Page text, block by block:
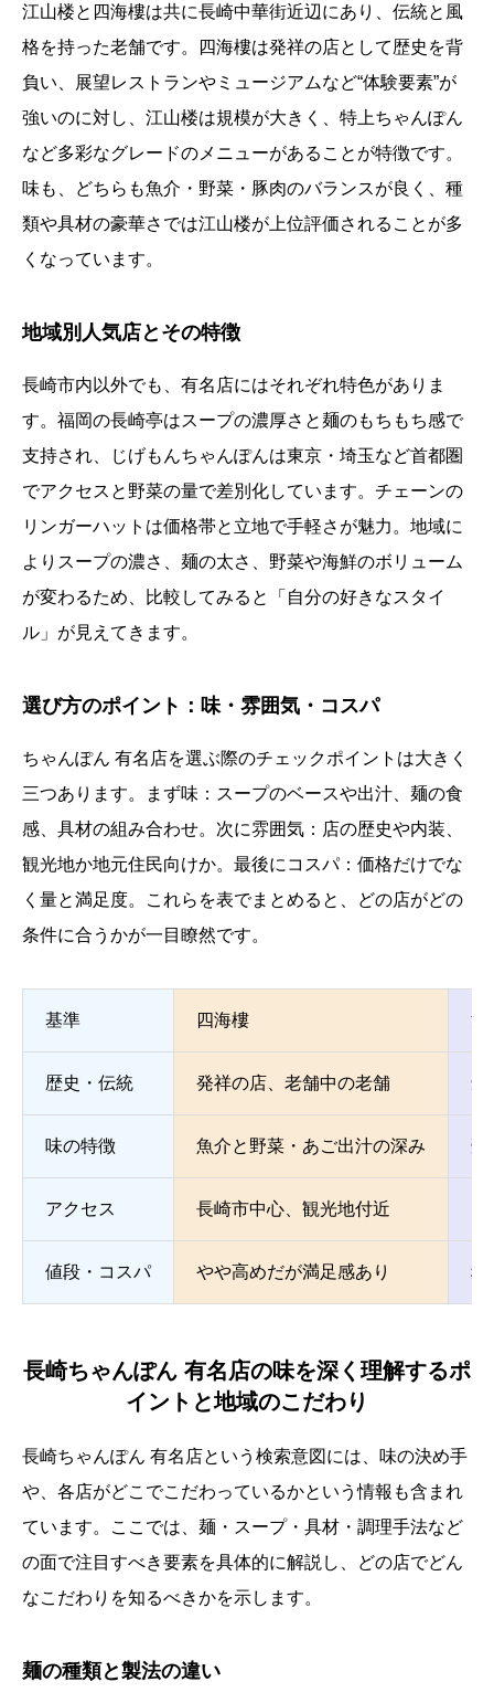
江山楼と四海樓は共に長崎中華街近辺にあり、伝統と風
格を持った老舗です。四海樓は発祥の店として歴史を背
負い、展望レストランやミュージアムなど“体験要素”が
強いのに対し、江山楼は規模が大きく、特上ちゃんぽん
など多彩なグレードのメニューがあることが特徴です。
味も、どちらも魚介・野菜・豚肉のバランスが良く、種
類や具材の豪華さでは江山楼が上位評価されることが多
くなっています。
地域別人気店とその特徴
長崎市内以外でも、有名店にはそれぞれ特色がありま
す。福岡の長崎亭はスープの濃厚さと麺のもちもち感で
支持され、じげもんちゃんぽんは東京・埼玉など首都圏
でアクセスと野菜の量で差別化しています。チェーンの
リンガーハットは価格帯と立地で手軽さが魅力。地域に
よりスープの濃さ、麺の太さ、野菜や海鮮のボリューム
が変わるため、比較してみると「自分の好きなスタイ
ル」が見えてきます。
選び方のポイント：味・雰囲気・コスパ
ちゃんぽん 有名店を選ぶ際のチェックポイントは大きく
三つあります。まず味：スープのベースや出汁、麺の食
感、具材の組み合わせ。次に雰囲気：店の歴史や内装、
観光地か地元住民向けか。最後にコスパ：価格だけでな
く量と満足度。これらを表でまとめると、どの店がどの
条件に合うかが一目瞭然です。
基準 四海樓 江
歴史・伝統 発祥の店、老舗中の老舗 創
味の特徴 魚介と野菜・あご出汁の深み 豪
アクセス 長崎市中心、観光地付近
値段・コスパ やや高めだが満足感あり 種
長崎ちゃんぽん 有名店の味を深く理解するポ
イントと地域のこだわり
長崎ちゃんぽん 有名店という検索意図には、味の決め手
や、各店がどこでこだわっているかという情報も含まれ
ています。ここでは、麺・スープ・具材・調理手法など
の面で注目すべき要素を具体的に解説し、どの店でどん
なこだわりを知るべきかを示します。
麺の種類と製法の違い